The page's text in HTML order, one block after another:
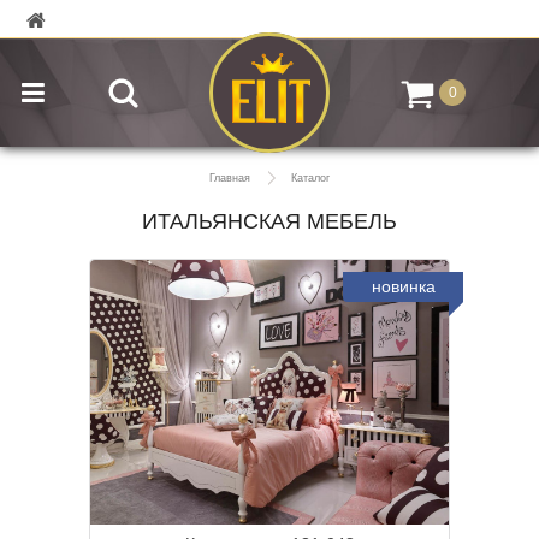
0
Главная Каталог
ИТАЛЬЯНСКАЯ МЕБЕЛЬ
новинка